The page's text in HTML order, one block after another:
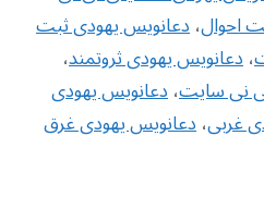
احوال،دعانویس یهودی ثبت
،دعانویس یهودی ثروتمند،
نی سایت،دعانویس یهودی
غربی،دعانویس یهودی غرق